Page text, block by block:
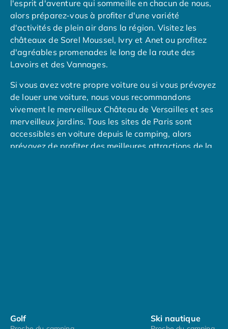
Nos petits prix 2026
Promos d'été 2026
Nos hébergements
Nos Mobils-Homes/nos-hebergements/location-mobil-
Nos Tentes équipées/nos-hebergements/location-
Nos Emplacements/nos-hebergements/location-
Vivez l'expérience
Qui sommes nous ?
Services et infos pratiques
Nos modes de paiement
Paiement en plusieurs fois
Paiement en plusieurs fois - avec ONEY BANK
l'esprit d'aventure qui sommeille en chacun de nous,
alors préparez-vous à profiter d'une variété
d'activités de plein air dans la région. Visitez les
châteaux de Sorel Moussel, Ivry et Anet ou profitez
d'agréables promenades le long de la route des
Lavoirs et des Vannages.
Si vous avez votre propre voiture ou si vous prévoyez
de louer une voiture, nous vous recommandons
vivement le merveilleux Château de Versailles et ses
merveilleux jardins. Tous les sites de Paris sont
accessibles en voiture depuis le camping, alors
prévoyez de profiter des meilleures attractions de la
Golf Ski nautique